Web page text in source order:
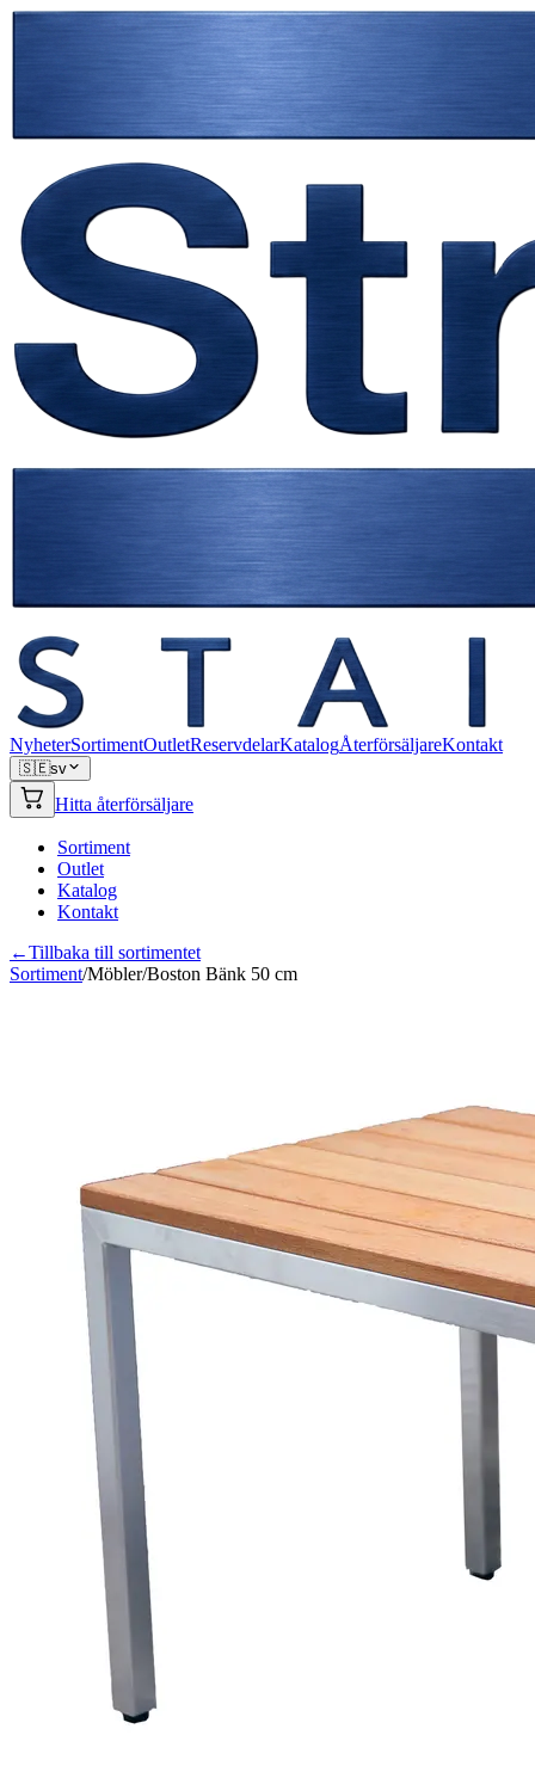
NyheterSortimentOutletReservdelarKatalogÅterförsäljareKontakt
🇸🇪sv
Hitta återförsäljare
Sortiment
Outlet
Katalog
Kontakt
←Tillbaka till sortimentet
Sortiment/Möbler/Boston Bänk 50 cm